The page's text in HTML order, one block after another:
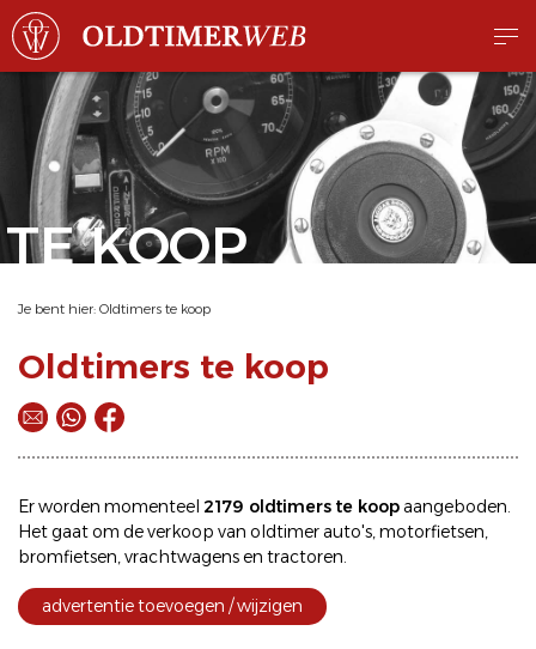
TE KOOP
Je bent hier: Oldtimers te koop
Oldtimers te koop
Er worden momenteel 2179 oldtimers te koopaangeboden.
Het gaat om deverkoop van oldtimerauto's,motorfietsen,
bromfietsen,vrachtwagens en tractoren.
advertentie toevoegen / wijzigen